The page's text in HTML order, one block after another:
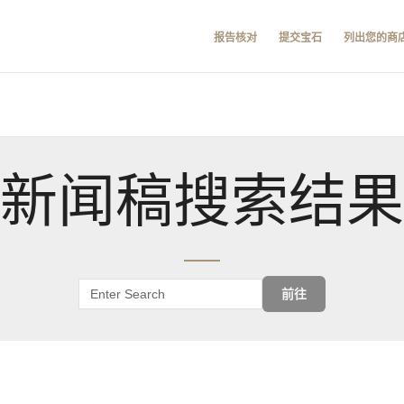
报告核对 提交宝石 列出您的商
新闻稿搜索结果
前往